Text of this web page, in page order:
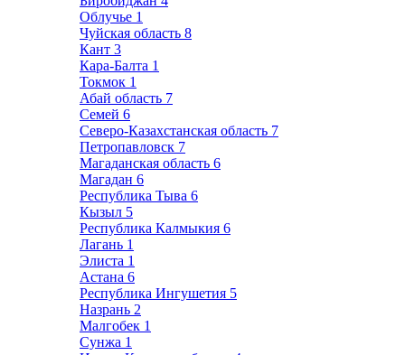
Облучье 1
Чуйская область 8
Кант 3
Кара-Балта 1
Токмок 1
Абай область 7
Семей 6
Северо-Казахстанская область 7
Петропавловск 7
Магаданская область 6
Магадан 6
Республика Тыва 6
Кызыл 5
Республика Калмыкия 6
Лагань 1
Элиста 1
Астана 6
Республика Ингушетия 5
Назрань 2
Малгобек 1
Сунжа 1